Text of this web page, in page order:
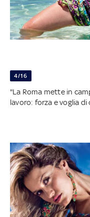
4/16
"La Roma mette in
lavoro: forza e voglia di